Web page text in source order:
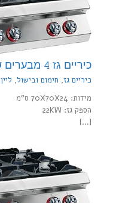
כיריים גז 4 מבערים שולחני
כיריים גז, חימום ובישול, ליין 700 GAMMA
מידות: 70X70X24 ס"מ
הספק גז: 22KW
[…]